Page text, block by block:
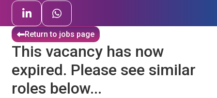
Return to jobs page
This vacancy has now
expired. Please see similar
roles below...